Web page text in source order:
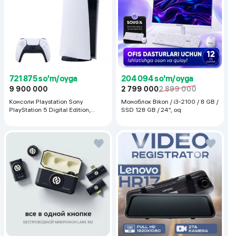
721 875 so'm/oyga
9 900 000
Консоли Playstation Sony
PlayStation 5 Digital Edition,
204 094 so'm/oyga
2 799 0002 899 000
Моноблок Bikon / i3-2100 / 8 GB /
SSD 128 GB / 24", oq